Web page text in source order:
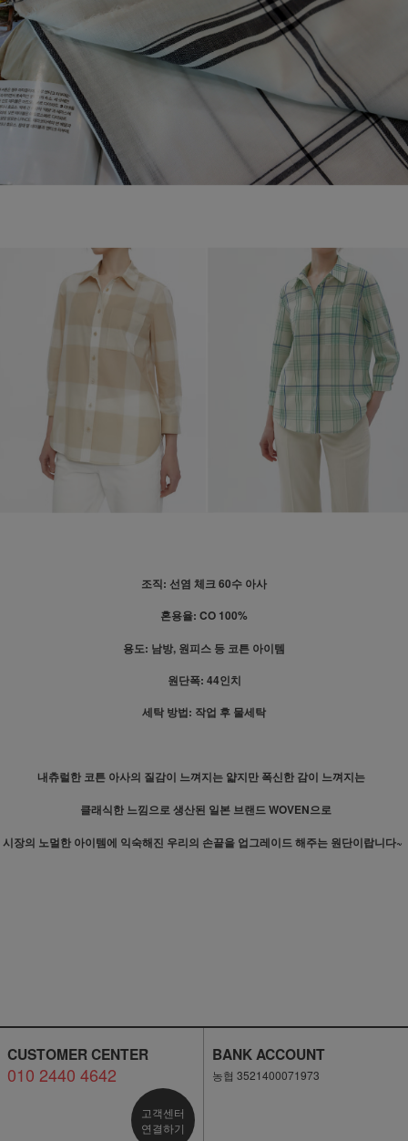
조직: 선염 체크 60수 아사
혼용율: CO 100%
용도: 남방, 원피스 등 코튼 아이템
원단폭: 44인치
세탁 방법: 작업 후 물세탁
내츄럴한 코튼 아사의 질감이 느껴지는 얇지만 폭신한 감이 느껴지는
클래식한 느낌으로 생산된 일본 브랜드 WOVEN으로
시장의 노멀한 아이템에 익숙해진 우리의 손끝을 업그레이드 해주는 원단이랍니다~
CUSTOMER CENTER
010 2440 4642
고객센터
연결하기
BANK ACCOUNT
농협 3521400071973